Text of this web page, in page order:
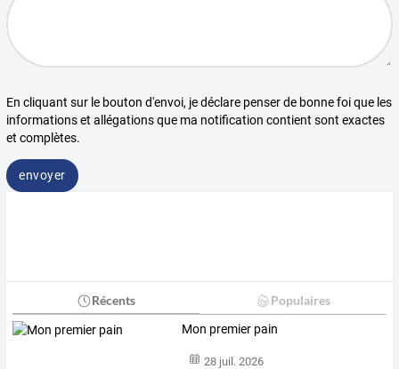
En cliquant sur le bouton d'envoi, je déclare penser de bonne foi que les
informations et allégations que ma notification contient sont exactes
et complètes.
envoyer
Récents Populaires
Mon premier pain
28 juil. 2026